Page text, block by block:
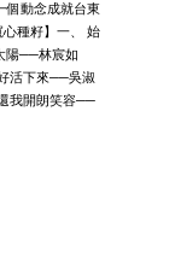
個動念成就台東
種籽】一、 始
陽──林宸如
活下來──吳淑
我開朗笑容──